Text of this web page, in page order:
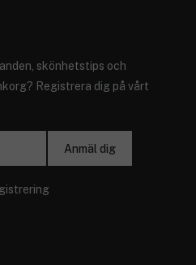
skönhetstips och
Registrera dig på vårt
Anmäl dig